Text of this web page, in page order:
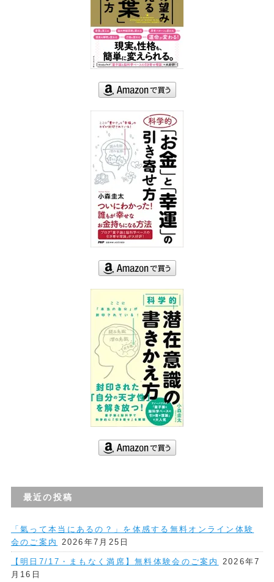
最近の投稿
「氣って本当にあるの？」を体感する無料オンライン体験
会のご案内
2026年7月25日
【明日7/17・まもなく満席】無料体験会のご案内
2026年7
月16日